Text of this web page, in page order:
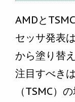
AMDと
セッサ発表
から塗り替
注目すべき
（TSMC）